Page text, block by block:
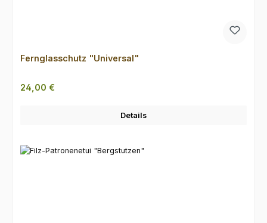
Fernglasschutz "Universal"
Regulärer Preis:
24,00 €
Details